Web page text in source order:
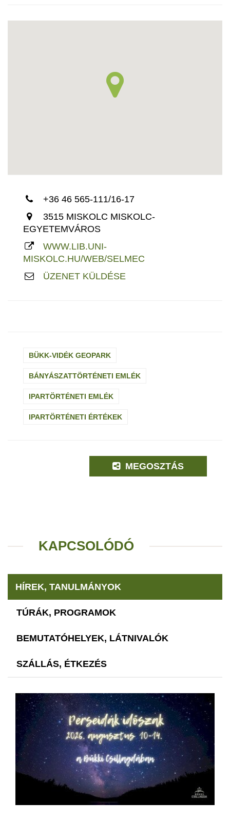
+36 46 565-111/16-17
3515 MISKOLC MISKOLC-
EGYETEMVÁROS
WWW.LIB.UNI-
MISKOLC.HU/WEB/SELMEC
ÜZENET KÜLDÉSE
BÜKK-VIDÉK GEOPARK
BÁNYÁSZATTÖRTÉNETI EMLÉK
IPARTÖRTÉNETI EMLÉK
IPARTÖRTÉNETI ÉRTÉKEK
MEGOSZTÁS
KAPCSOLÓDÓ
HÍREK, TANULMÁNYOK
TÚRÁK, PROGRAMOK
BEMUTATÓHELYEK, LÁTNIVALÓK
SZÁLLÁS, ÉTKEZÉS